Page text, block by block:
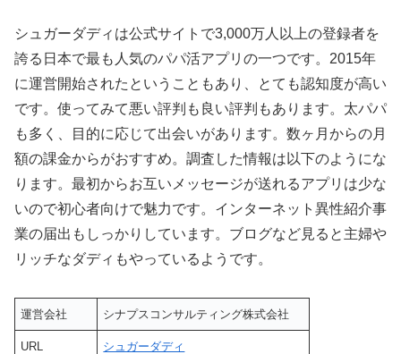
シュガーダディは公式サイトで3,000万人以上の登録者を
誇る日本で最も人気のパパ活アプリの一つです。2015年
に運営開始されたということもあり、とても認知度が高い
です。使ってみて悪い評判も良い評判もあります。太パパ
も多く、目的に応じて出会いがあります。数ヶ月からの月
額の課金からがおすすめ。調査した情報は以下のようにな
ります。最初からお互いメッセージが送れるアプリは少な
いので初心者向けで魅力です。インターネット異性紹介事
業の届出もしっかりしています。ブログなど見ると主婦や
リッチなダディもやっているようです。
運営会社 シナプスコンサルティング株式会社
URL シュガーダディ